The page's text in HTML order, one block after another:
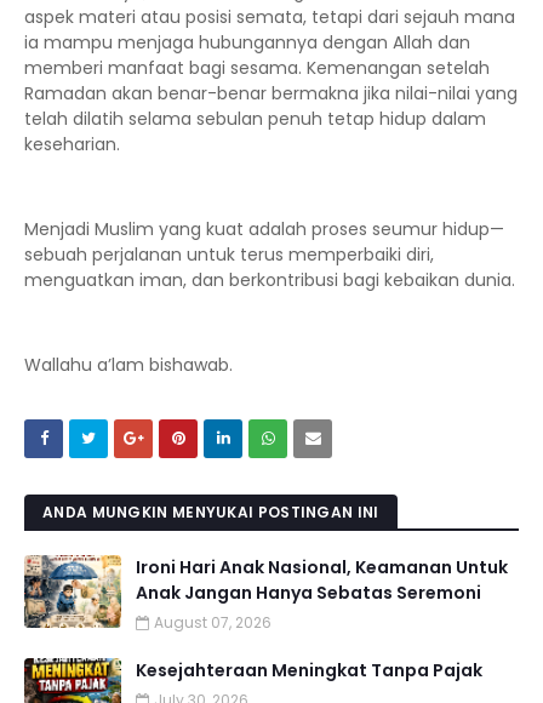
aspek materi atau posisi semata, tetapi dari sejauh mana
ia mampu menjaga hubungannya dengan Allah dan
memberi manfaat bagi sesama. Kemenangan setelah
Ramadan akan benar-benar bermakna jika nilai-nilai yang
telah dilatih selama sebulan penuh tetap hidup dalam
keseharian.
Menjadi Muslim yang kuat adalah proses seumur hidup—
sebuah perjalanan untuk terus memperbaiki diri,
menguatkan iman, dan berkontribusi bagi kebaikan dunia.
Wallahu a’lam bishawab.
ANDA MUNGKIN MENYUKAI POSTINGAN INI
Ironi Hari Anak Nasional, Keamanan Untuk
Anak Jangan Hanya Sebatas Seremoni
August 07, 2026
Kesejahteraan Meningkat Tanpa Pajak